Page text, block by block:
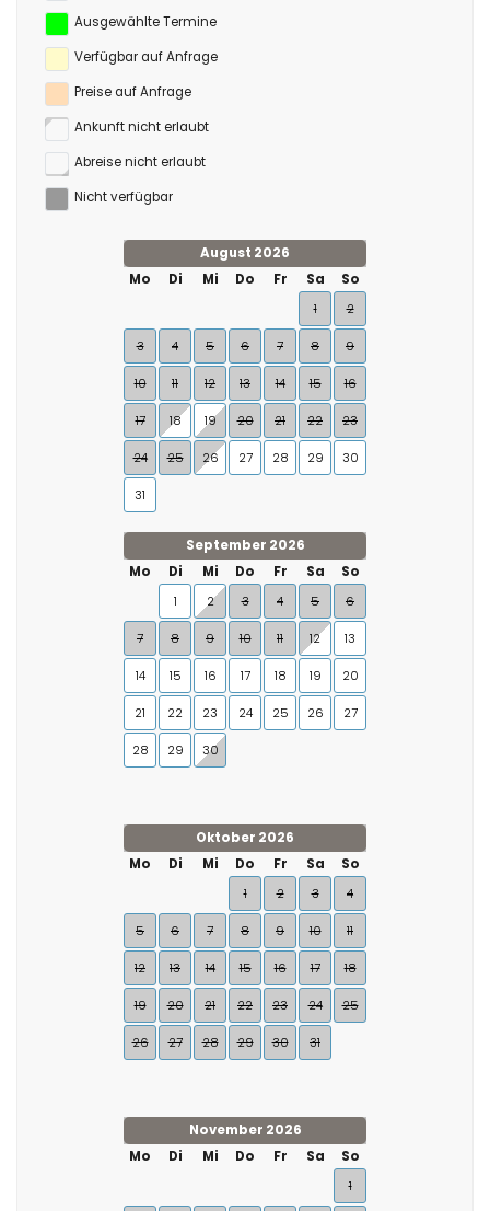
Ausgewählte Termine
Verfügbar auf Anfrage
Preise auf Anfrage
Ankunft nicht erlaubt
Abreise nicht erlaubt
Nicht verfügbar
August 2026
Mo
Di Mi Do Fr Sa
So
1
2
3 4 5 6 7 8 9
10 11 12 13 14 15 16
17 18 19 20 21 22 23
24 25 26 27 28 29 30
31
September 2026
Mo
Di Mi Do Fr Sa
So
1
2 3 4 5 6
7 8 9 10 11 12 13
14 15 16 17 18 19 20
21 22 23 24 25 26 27
28 29 30
Oktober 2026
Mo
Di Mi Do Fr Sa
So
1
2 3 4
5 6 7 8 9 10 11
12 13 14 15 16 17 18
19 20 21 22 23 24 25
26 27 28 29 30 31
November 2026
Mo
Di Mi Do Fr Sa
So
1